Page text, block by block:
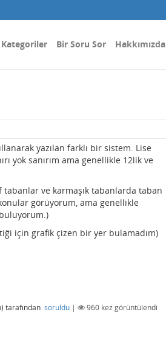
Kategoriler Bir Soru Sor Hakkımızda
yazılan farklı bir sistem. Lise
yok sanırım ama genellikle 12lik ve
ve karmaşık tabanlarda taban
görüyorum, ama genellikle
için grafik çizen bir yer bulamadım)
tarafından soruldu | 960 kez görüntülendi